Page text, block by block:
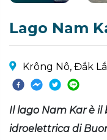
Lago Nam
Krông Nô, Đắk
Il lago Nam Kar è
idroelettrica di